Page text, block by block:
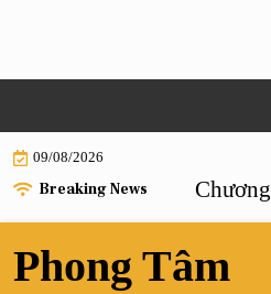
to
content
09/08/2026
Breaking News
NHƯ ANH – Chương 58 |
Phong Tâm